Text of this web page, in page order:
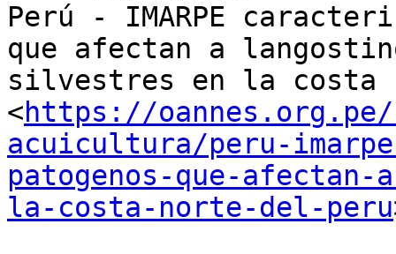
Perú - IMARPE
que afectan a
silvestres en la costa
<https://
acuicultura/peru-
patogenos-que-
la-costa-norte-del-peru